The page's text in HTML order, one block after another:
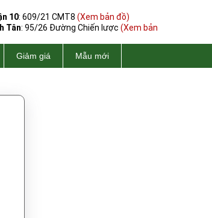
10: 609/21 CMT8 (Xem bản đồ)
Tân: 95/26 Đường Chiến lược (Xem bản
Giảm giá Mẫu mới